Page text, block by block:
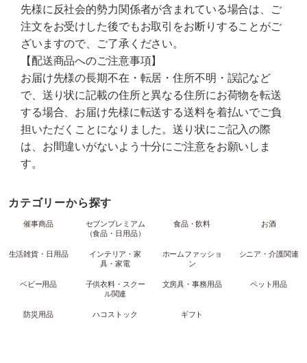
先様に反社会的勢力関係者が含まれている場合は、ご
注文をお受けした後でもお取引をお断りすることがご
ざいますので、ご了承ください。
【配送商品へのご注意事項】
お届け先様の長期不在・転居・住所不明・誤記など
で、送り状に記載の住所と異なる住所にお荷物を転送
する場合、お届け先様に転送する送料を着払いでご負
担いただくことになりました。送り状にご記入の際
は、お間違いがないよう十分にご注意をお願いしま
す。
カテゴリーから探す
催事商品
セブンプレミアム
（食品・日用品）
食品・飲料 お酒
生活雑貨・日用品
インテリア・家
具・家電
ホームファッショ
ン
シニア・介護関連
ベビー用品
子供衣料・スクー
ル関連
文房具・事務用品 ペット用品
防災用品 ハコストック ギフト